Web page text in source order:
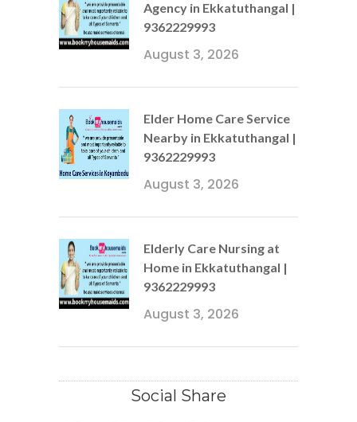
Agency in Ekkatuthangal |
9362229993
August 3, 2026
Elder Home Care Service
Nearby in Ekkatuthangal |
9362229993
August 3, 2026
Elderly Care Nursing at
Home in Ekkatuthangal |
9362229993
August 3, 2026
Social Share